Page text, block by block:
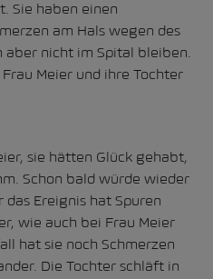
Sie haben einen
am Hals wegen des
nicht im Spital bleiben.
Meier und ihre Tochter
sie hätten Glück gehabt,
Schon bald würde wieder
Ereignis hat Spuren
wie auch bei Frau Meier
hat sie noch Schmerzen
Die Tochter schläft in